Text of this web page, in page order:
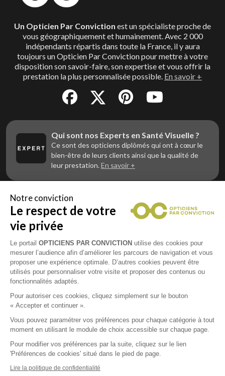
Un Opticien Par Conviction est un spécialiste proche de
vous géographiquement et humainement. Avec 2 000
indépendants répartis dans toute la France, il y aura
toujours un Opticien Par Conviction pour mettre à votre
disposition son savoir-faire, son expertise et vous offrir la
prestation la plus personnalisée possible. En savoir +
Qui sont nos Experts en Santé Visuelle ?
Ce sont des opticiens diplômés qui ont à cœur le
bien-être de leurs clients ainsi que la qualité de
leur prestation. En savoir +
Vous êtes un professionnel de la vue et
vous souhaitez nous rejoindre ?
Contactez Alliance Optic, la centrale d’achats et
d’accompagnement des opticiens indépendants
Contacts
Notre conviction
Le respect de votre
vie privée
Le portail OPTICIENS PAR CONVICTION utilise des cookies pour
mesurer l’audience afin d’améliorer les parcours de navigation et vous
proposer une expérience optimale. D’autres cookies peuvent être
utilisés pour personnaliser votre visite et proposer des contenus ou
fonctionnalités adaptés.
Pour autoriser ces cookies, cliquez simplement sur le bouton
« Accepter et continuer ».
Vous pouvez paramétrer vos préférences pour chaque catégorie à tout
moment en utilisant le module de choix accessible sur chaque page.
Pour modifier vos préférences par la suite, cliquez sur le lien
'Préférences de cookies' situé dans le pied de page.
Lire la politique de confidentialité